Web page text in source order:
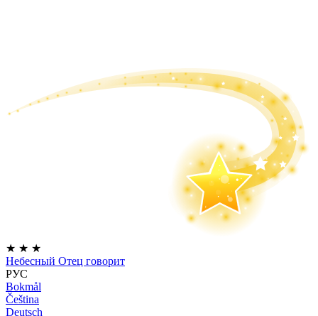
★ ★ ★
Небесный Отец говорит
РУС
Bokmål
Čeština
Deutsch